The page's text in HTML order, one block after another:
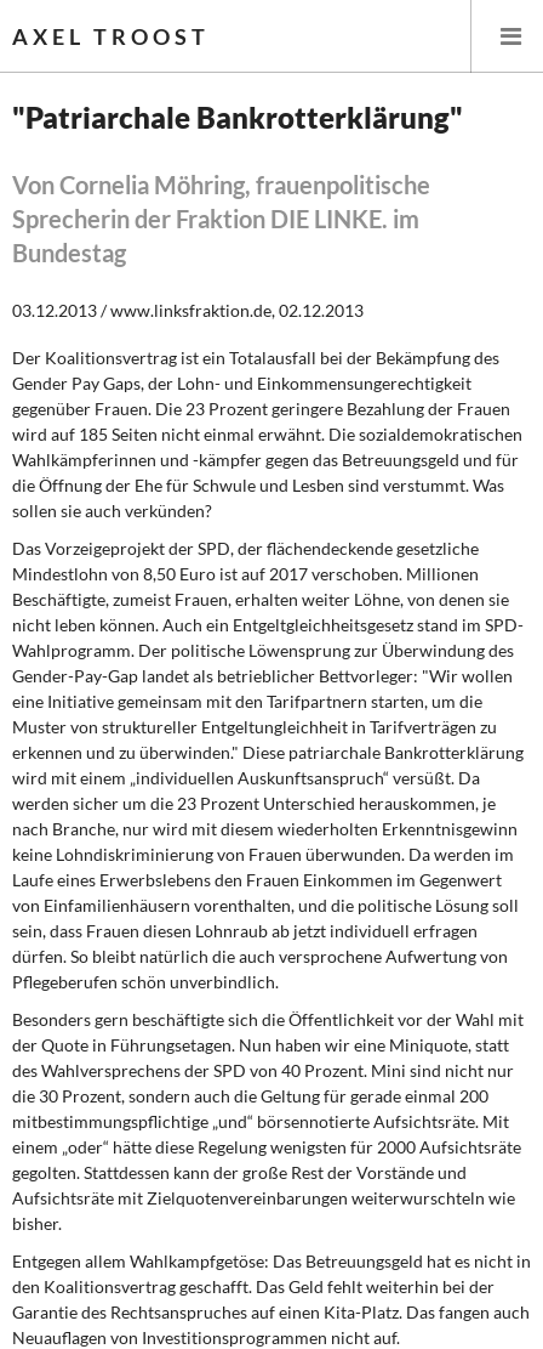
AXEL TROOST
Themen
Steuer- und Finanzpolitik
Öffentliche Infrastruktur und Daseinsvorsorge
Eurokrise und Griechenland
DIE LINKE
Weitere Themen
Memo-Gruppe
Institut Solidarische Moderne
Rosa-Luxemburg-Stiftung
Über mich
Kontakt
"Patriarchale Bankrotterklärung"
Von Cornelia Möhring, frauenpolitische
Sprecherin der Fraktion DIE LINKE. im
Bundestag
03.12.2013 / www.linksfraktion.de, 02.12.2013
Der Koalitionsvertrag ist ein Totalausfall bei der Bekämpfung des
Gender Pay Gaps, der Lohn- und Einkommensungerechtigkeit
gegenüber Frauen. Die 23 Prozent geringere Bezahlung der Frauen
wird auf 185 Seiten nicht einmal erwähnt. Die sozialdemokratischen
Wahlkämpferinnen und -kämpfer gegen das Betreuungsgeld und für
die Öffnung der Ehe für Schwule und Lesben sind verstummt. Was
sollen sie auch verkünden?
Das Vorzeigeprojekt der SPD, der flächendeckende gesetzliche
Mindestlohn von 8,50 Euro ist auf 2017 verschoben. Millionen
Beschäftigte, zumeist Frauen, erhalten weiter Löhne, von denen sie
nicht leben können. Auch ein Entgeltgleichheitsgesetz stand im SPD-
Wahlprogramm. Der politische Löwensprung zur Überwindung des
Gender-Pay-Gap landet als betrieblicher Bettvorleger: "Wir wollen
eine Initiative gemeinsam mit den Tarifpartnern starten, um die
Muster von struktureller Entgeltungleichheit in Tarifverträgen zu
erkennen und zu überwinden." Diese patriarchale Bankrotterklärung
wird mit einem „individuellen Auskunftsanspruch“ versüßt. Da
werden sicher um die 23 Prozent Unterschied herauskommen, je
nach Branche, nur wird mit diesem wiederholten Erkenntnisgewinn
keine Lohndiskriminierung von Frauen überwunden. Da werden im
Laufe eines Erwerbslebens den Frauen Einkommen im Gegenwert
von Einfamilienhäusern vorenthalten, und die politische Lösung soll
sein, dass Frauen diesen Lohnraub ab jetzt individuell erfragen
dürfen. So bleibt natürlich die auch versprochene Aufwertung von
Pflegeberufen schön unverbindlich.
Besonders gern beschäftigte sich die Öffentlichkeit vor der Wahl mit
der Quote in Führungsetagen. Nun haben wir eine Miniquote, statt
des Wahlversprechens der SPD von 40 Prozent. Mini sind nicht nur
die 30 Prozent, sondern auch die Geltung für gerade einmal 200
mitbestimmungspflichtige „und“ börsennotierte Aufsichtsräte. Mit
einem „oder“ hätte diese Regelung wenigsten für 2000 Aufsichtsräte
gegolten. Stattdessen kann der große Rest der Vorstände und
Aufsichtsräte mit Zielquotenvereinbarungen weiterwurschteln wie
bisher.
Entgegen allem Wahlkampfgetöse: Das Betreuungsgeld hat es nicht in
den Koalitionsvertrag geschafft. Das Geld fehlt weiterhin bei der
Garantie des Rechtsanspruches auf einen Kita-Platz. Das fangen auch
Neuauflagen von Investitionsprogrammen nicht auf.